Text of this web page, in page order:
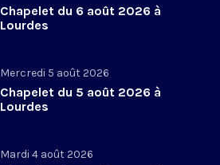
Chapelet du 6 août 2026 à
Lourdes
Mercredi 5 août 2026
Chapelet du 5 août 2026 à
Lourdes
Mardi 4 août 2026